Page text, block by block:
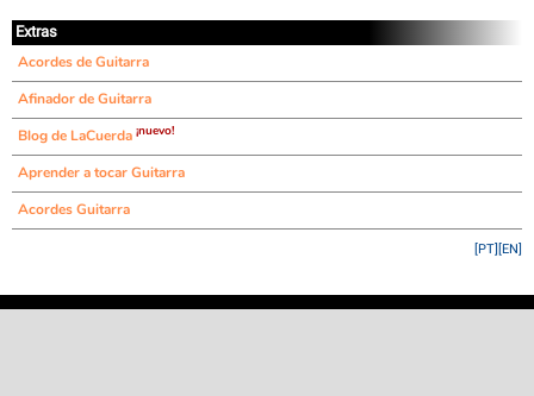
Extras
Acordes de Guitarra
Afinador de Guitarra
Blog de LaCuerda ¡nuevo!
Aprender a tocar Guitarra
Acordes Guitarra
[EN]
[PT]